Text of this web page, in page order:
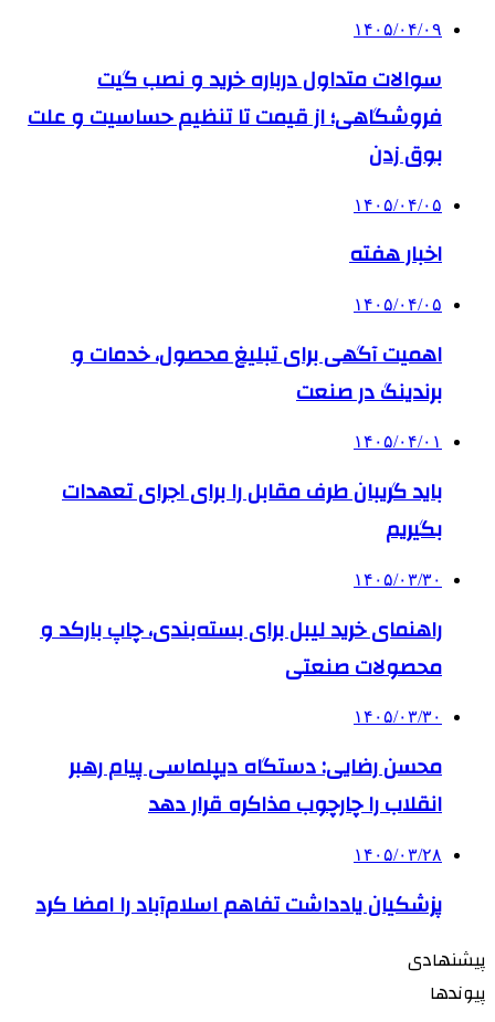
۱۴۰۵/۰۴/۰۹
سوالات متداول درباره خرید و نصب گیت
فروشگاهی؛ از قیمت تا تنظیم حساسیت و علت
بوق زدن
۱۴۰۵/۰۴/۰۵
اخبار هفته
۱۴۰۵/۰۴/۰۵
اهمیت آگهی برای تبلیغ محصول، خدمات و
برندینگ در صنعت
۱۴۰۵/۰۴/۰۱
باید گریبان طرف مقابل را برای اجرای تعهدات
بگیریم
۱۴۰۵/۰۳/۳۰
راهنمای خرید لیبل برای بسته‌بندی، چاپ بارکد و
محصولات صنعتی
۱۴۰۵/۰۳/۳۰
محسن رضایی: دستگاه دیپلماسی پیام رهبر
انقلاب را چارچوب مذاکره قرار دهد
۱۴۰۵/۰۳/۲۸
پزشکیان یادداشت تفاهم اسلام‌آباد را امضا کرد
پیشنهادی
پیوندها